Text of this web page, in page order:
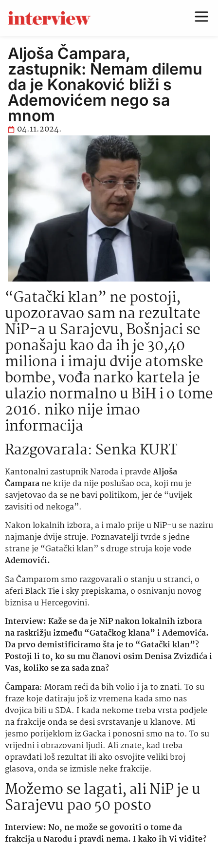
Aljoša Čampara,
zastupnik: Nemam dilemu
da je Konaković bliži s
Ademovićem nego sa
mnom
04.11.2024.
“Gatački klan” ne postoji,
upozoravao sam na rezultate
NiP-a u Sarajevu, Bošnjaci se
ponašaju kao da ih je 30,40
miliona i imaju dvije atomske
bombe, vođa narko kartela je
ulazio normalno u BiH i o tome
2016. niko nije imao
informacija
Razgovarala: Senka KURT
Kantonalni zastupnik Naroda i pravdeAljoša
Čamparane krije da nije poslušao oca, koji mu je
savjetovao da se ne bavi politikom, jer će “uvijek
zavisiti od nekoga”.
Nakon lokalnih izbora, a i malo prije u NiP-u se naziru
najmanje dvije struje. Poznavatelji tvrde s jedne
strane je “Gatački klan” s druge struja koje vode
Ademovići.
Sa Čamparom smo razgovarali o stanju u stranci, o
aferi Black Tie i sky prepiskama, o osnivanju novog
biznisa u Hercegovini.
Interview: Kaže se da je NiP nakon lokalnih izbora
na raskrižju između “Gatačkog klana” i Ademovića.
Da prvo demistificiramo šta je to “Gatački klan”?
Postoji li to, ko su mu članovi osim Denisa Zvizdića i
Vas, koliko se za sada zna?
Čampara: Moram reći da bih volio i ja to znati. To su
fraze koje datiraju još iz vremena kada smo nas
dvojica bili u SDA. I kada nekome treba vrsta podjele
na frakcije onda se desi svrstavanje u klanove. Mi
jesmo porijeklom iz Gacka i ponosni smo na to. To su
vrijedni i obrazovani ljudi. Ali znate, kad treba
opravdati loš rezultat ili ako osvojite veliki broj
glasova, onda se izmisle neke frakcije.
Možemo se lagati, ali NiP je u
Sarajevu pao 50 posto
Interview: No, ne može se govoriti o tome da
frakcija u Narodu i pravdi nema. I kako ih Vi vidite?